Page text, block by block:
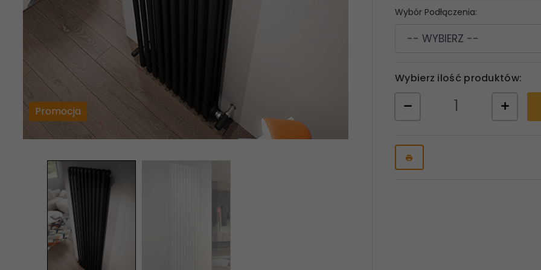
Promocja
Wybór Podłączenia:
-- WYBIERZ --
Wybierz ilość produktów: